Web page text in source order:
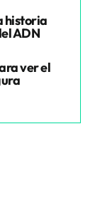
historia
ADN
ver el